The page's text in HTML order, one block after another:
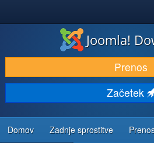
PRENESI IN RAZŠIRI
ODKRIJTE & IZVEJTE
SKUPNOST IN PODPORA
VIRI ZA RAZVIJALCE
Joomla!
Prenos
Začetek
Domov Zadnje sprostitve